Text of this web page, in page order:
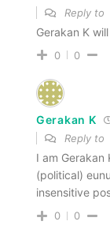
Reply to
Gerakan K
0 0
Gerakan K
Reply to
I am Gerakan
(political)
insensitive
0 0